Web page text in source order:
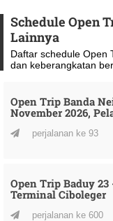
Schedule Open
Lainnya
Daftar schedule Open
dan keberangkatan
Open Trip Banda
November 2026,
perjalanan ke 93
Open Trip Baduy 23
Terminal Ciboleger
perjalanan ke 600